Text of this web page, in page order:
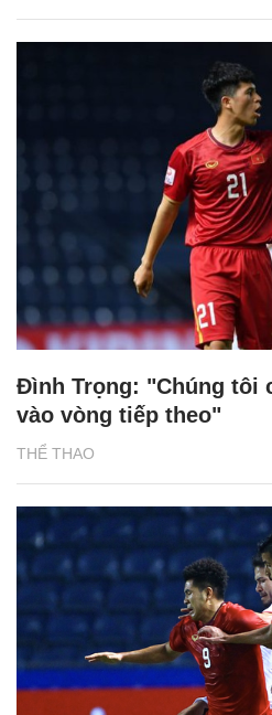
THỂ THAO
Đình Trọng: "Chúng tôi
vào vòng tiếp theo"